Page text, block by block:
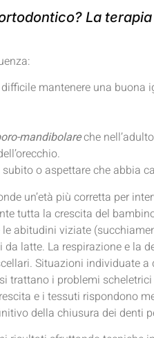
La
mantenere una buona
mandibolareche
o aspettare che abbia
un’età più corretta per
tutta la crescita del
abitudini viziate
latte. La respirazione e
Situazioni individuate
trattano i problemi
e i tessuti rispondono
della chiusura dei denti